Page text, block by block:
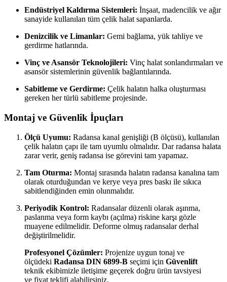
Endüstriyel Kaldırma Sistemleri: İnşaat, madencilik ve ağır
sanayide kullanılan tüm çelik halat sapanlarda.
Denizcilik ve Limanlar: Gemi bağlama, yük tahliye ve
gerdirme hatlarında.
Vinç ve Asansör Teknolojileri: Vinç halat sonlandırmaları ve
asansör sistemlerinin güvenlik bağlantılarında.
Sabitleme ve Gerdirme: Çelik halatın halka oluşturması
gereken her türlü sabitleme projesinde.
Montaj ve Güvenlik İpuçları
Ölçü Uyumu: Radansa kanal genişliği (B ölçüsü), kullanılan
çelik halatın çapı ile tam uyumlu olmalıdır. Dar radansa halata
zarar verir, geniş radansa ise görevini tam yapamaz.
Tam Oturma: Montaj sırasında halatın radansa kanalına tam
olarak oturduğundan ve kerye veya pres baskı ile sıkıca
sabitlendiğinden emin olunmalıdır.
Periyodik Kontrol: Radansalar düzenli olarak aşınma,
paslanma veya form kaybı (açılma) riskine karşı gözle
muayene edilmelidir. Deforme olmuş radansalar derhal
değiştirilmelidir.
Profesyonel Çözümler: Projenize uygun tonaj ve
ölçüdeki Radansa DIN 6899-B seçimi için Güvenlift
teknik ekibimizle iletişime geçerek doğru ürün tavsiyesi
ve fiyat teklifi alabilirsiniz.